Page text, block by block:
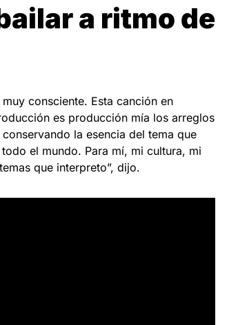
a ritmo de
consciente. Esta canción en
es producción mía los arreglos
la esencia del tema que
el mundo. Para mí, mi cultura, mi
que interpreto”, dijo.